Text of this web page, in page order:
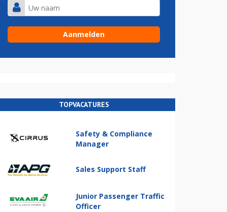
TOPVACATURES
Safety & Compliance
Manager
Sales Support Staff
Junior Passenger Traffic
Officer